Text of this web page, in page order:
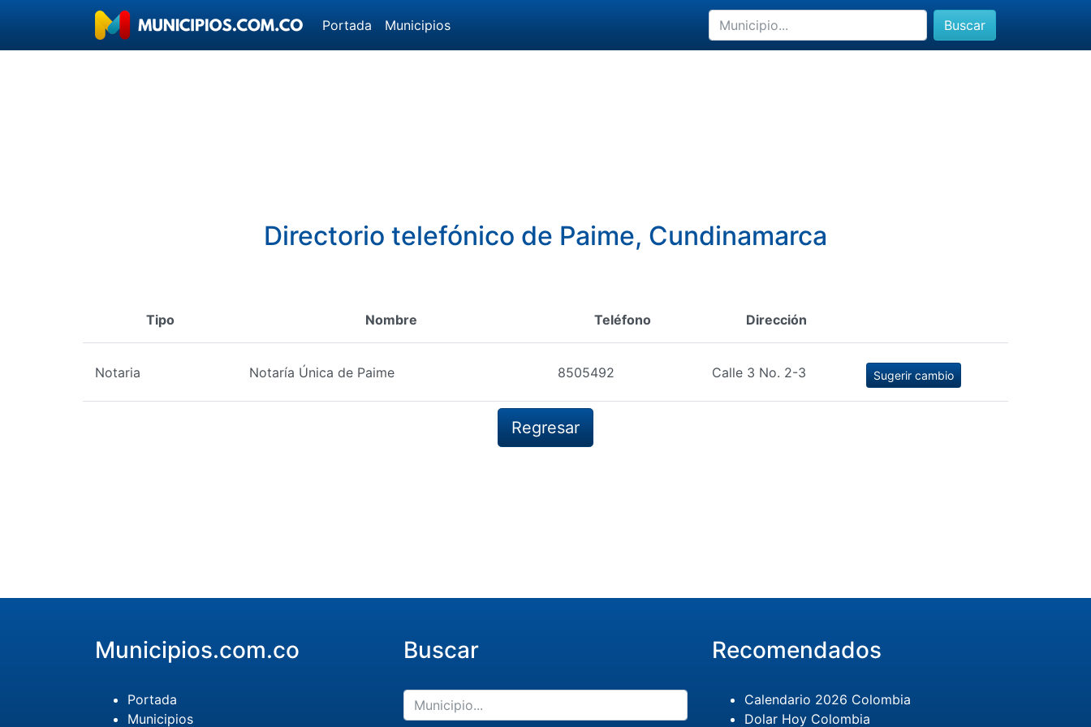
Portada Municipios Buscar
Directorio telefónico de Paime, Cundinamarca
Tipo Nombre Teléfono Dirección
Notaria Notaría Única de Paime 8505492 Calle 3 No. 2-3 Sugerir cambio
Regresar
Municipios.com.co
Portada
Municipios
Buscar Recomendados
Calendario 2026 Colombia
Dolar Hoy Colombia